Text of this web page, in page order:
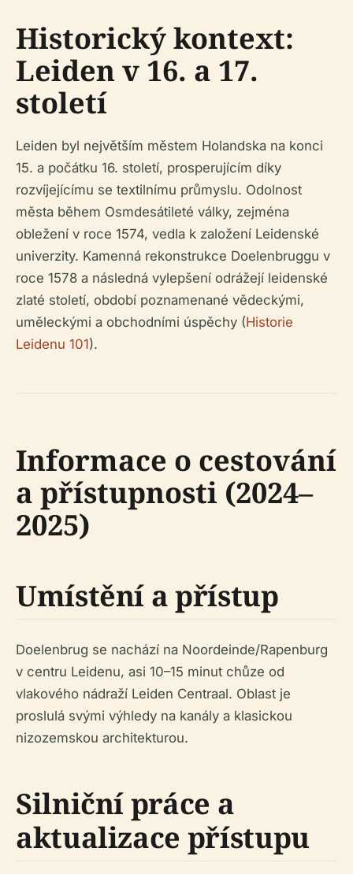
Historický kontext:
Leiden v 16. a 17.
století
Leiden byl největším městem Holandska na konci
15. a počátku 16. století, prosperujícím díky
rozvíjejícímu se textilnímu průmyslu. Odolnost
města během Osmdesátileté války, zejména
obležení v roce 1574, vedla k založení Leidenské
univerzity. Kamenná rekonstrukce Doelenbruggu v
roce 1578 a následná vylepšení odrážejí leidenské
zlaté století, období poznamenané vědeckými,
uměleckými a obchodními úspěchy (Historie
Leidenu 101).
Informace o cestování
a přístupnosti (2024–
2025)
Umístění a přístup
Doelenbrug se nachází na Noordeinde/Rapenburg
v centru Leidenu, asi 10–15 minut chůze od
vlakového nádraží Leiden Centraal. Oblast je
proslulá svými výhledy na kanály a klasickou
nizozemskou architekturou.
Silniční práce a
aktualizace přístupu